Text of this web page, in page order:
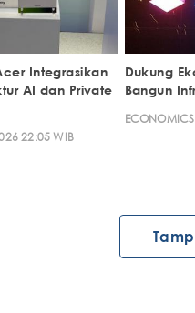
Integrasikan
AI dan Private
22:05 WIB
Dukung
Bangun
ECONOMICS